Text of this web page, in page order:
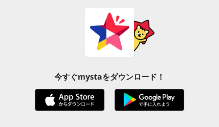
今すぐmystaをダウンロード！